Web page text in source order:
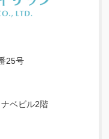
25号
ベビル2階